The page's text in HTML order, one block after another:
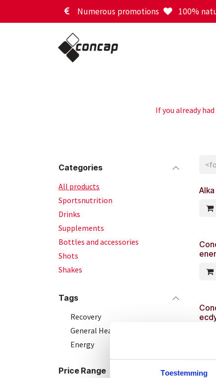
Toestemming
Numerous promotions 100%
If you already
Categories
All products
Sportsnutrition
Drinks
Supplements
Bottles and accessories
Shots
Shakes
Tags
Recovery
General Health
Energy
Price Range